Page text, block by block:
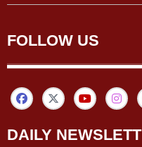
FOLLOW US
DAILY